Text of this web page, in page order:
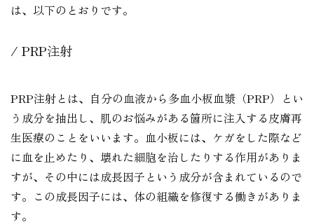
は、以下のとおりです。
PRP注射
PRP注射とは、自分の血液から多血小板血漿（PRP）とい
う成分を抽出し、肌のお悩みがある箇所に注入する皮膚再
生医療のことをいいます。血小板には、ケガをした際など
に血を止めたり、壊れた細胞を治したりする作用がありま
すが、その中には成長因子という成分が含まれているので
す。この成長因子には、体の組織を修復する働きがありま
す。